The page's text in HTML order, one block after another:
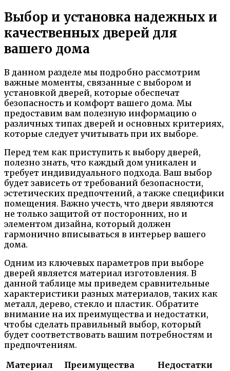
Выбор и установка надежных и
качественных дверей для
вашего дома
В данном разделе мы подробно рассмотрим
важные моменты, связанные с выбором и
установкой дверей, которые обеспечат
безопасность и комфорт вашего дома. Мы
предоставим вам полезную информацию о
различных типах дверей и основных критериях,
которые следует учитывать при их выборе.
Перед тем как приступить к выбору дверей,
полезно знать, что каждый дом уникален и
требует индивидуального подхода. Ваш выбор
будет зависеть от требований безопасности,
эстетических предпочтений, а также специфики
помещения. Важно учесть, что двери являются
не только защитой от посторонних, но и
элементом дизайна, который должен
гармонично вписываться в интерьер вашего
дома.
Одним из ключевых параметров при выборе
дверей является материал изготовления. В
данной таблице мы приведем сравнительные
характеристики разных материалов, таких как
металл, дерево, стекло и пластик. Обратите
внимание на их преимущества и недостатки,
чтобы сделать правильный выбор, который
будет соответствовать вашим потребностям и
предпочтениям.
Материал
Преимущества Недостатки